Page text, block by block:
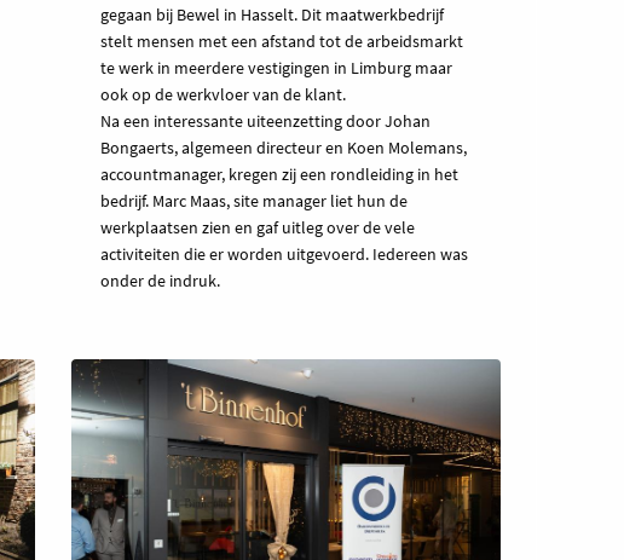
gegaan bij Bewel in Hasselt. Dit maatwerkbedrijf
stelt mensen met een afstand tot de arbeidsmarkt
te werk in meerdere vestigingen in Limburg maar
ook op de werkvloer van de klant.
Na een interessante uiteenzetting door Johan
Bongaerts, algemeen directeur en Koen Molemans,
accountmanager, kregen zij een rondleiding in het
bedrijf. Marc Maas, site manager liet hun de
werkplaatsen zien en gaf uitleg over de vele
activiteiten die er worden uitgevoerd. Iedereen was
onder de indruk.